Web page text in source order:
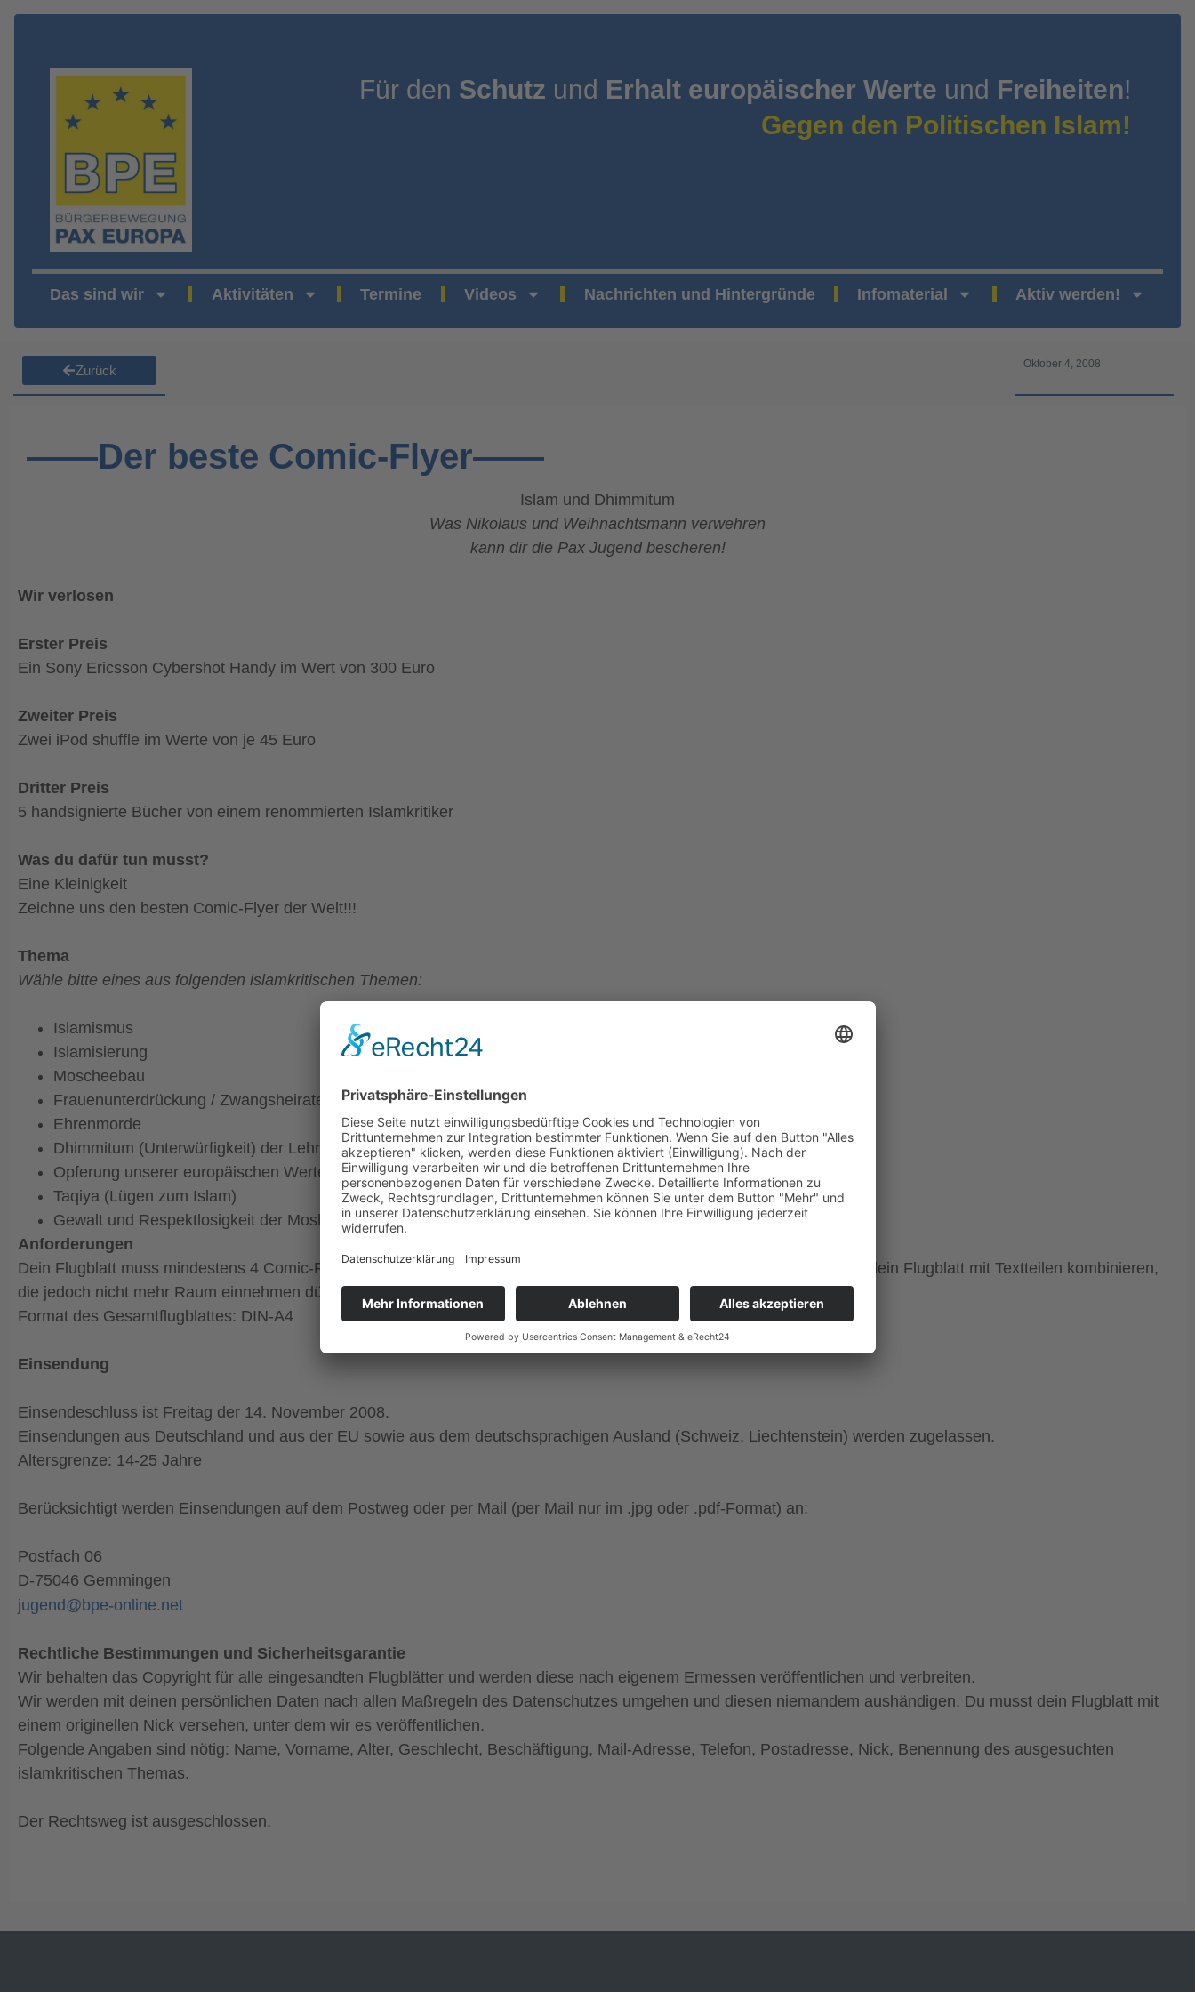
Für den Schutz und Erhalt europäischer Werte und Freiheiten!
Gegen den Politischen Islam!
Das sind wir Aktivitäten Termine Videos Nachrichten und Hintergründe Infomaterial Aktiv werden!
Zurück Oktober 4, 2008
——Der beste Comic-Flyer——
Islam und Dhimmitum
Was Nikolaus und Weihnachtsmann verwehren
kann dir die Pax Jugend bescheren!
Wir verlosen
Erster Preis
Ein Sony Ericsson Cybershot Handy im Wert von 300 Euro
Zweiter Preis
Zwei iPod shuffle im Werte von je 45 Euro
Dritter Preis
5 handsignierte Bücher von einem renommierten Islamkritiker
Was du dafür tun musst?
Eine Kleinigkeit
Zeichne uns den besten Comic-Flyer der Welt!!!
Thema
Wähle bitte eines aus folgenden islamkritischen Themen:
Islamismus
Islamisierung
Moscheebau
Frauenunterdrückung / Zwangsheiraten
Ehrenmorde
Dhimmitum (Unterwürfigkeit) der Lehrer und Politiker
Opferung unserer europäischen Werte
Taqiya (Lügen zum Islam)
Gewalt und Respektlosigkeit der Moslems gegenüber den Gastgeberkulturen
Anforderungen
Dein Flugblatt muss mindestens 4 Comic-Felder enthalten, die auf einem DIN-A4 Format gut erkennbar sind. Du kannst dein Flugblatt mit Textteilen kombinieren,
die jedoch nicht mehr Raum einnehmen dürfen, als der Grafikteil.
Format des Gesamtflugblattes: DIN-A4
Einsendung
Einsendeschluss ist Freitag der 14. November 2008.
Einsendungen aus Deutschland und aus der EU sowie aus dem deutschsprachigen Ausland (Schweiz, Liechtenstein) werden zugelassen.
Altersgrenze: 14-25 Jahre
Berücksichtigt werden Einsendungen auf dem Postweg oder per Mail (per Mail nur im .jpg oder .pdf-Format) an:
Postfach 06
D-75046 Gemmingen
jugend@bpe-online.net
Rechtliche Bestimmungen und Sicherheitsgarantie
Wir behalten das Copyright für alle eingesandten Flugblätter und werden diese nach eigenem Ermessen veröffentlichen und verbreiten.
Wir werden mit deinen persönlichen Daten nach allen Maßregeln des Datenschutzes umgehen und diesen niemandem aushändigen. Du musst dein Flugblatt mit
einem originellen Nick versehen, unter dem wir es veröffentlichen.
Folgende Angaben sind nötig: Name, Vorname, Alter, Geschlecht, Beschäftigung, Mail-Adresse, Telefon, Postadresse, Nick, Benennung des ausgesuchten
islamkritischen Themas.
Der Rechtsweg ist ausgeschlossen.